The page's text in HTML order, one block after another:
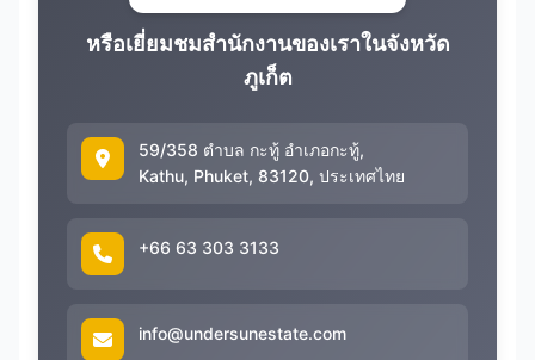
หรือเยี่ยมชมสำนักงานของเราในจังหวัด
ภูเก็ต
59/358 ตำบล กะทู้ อำเภอกะทู้,
Kathu, Phuket, 83120, ประเทศไทย
+66 63 303 3133
info@undersunestate.com